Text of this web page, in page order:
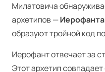
Милатовича
архетипов —
образуют тройной код
Иерофант отвечает за
Этот архетип